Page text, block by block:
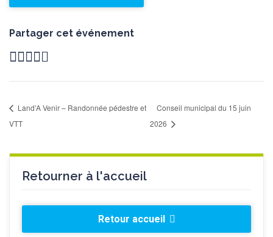
Partager cet événement
Land’A Venir – Randonnée pédestre et
VTT
Conseil municipal du 15 juin
2026
Retourner à l'accueil
Retour accueil